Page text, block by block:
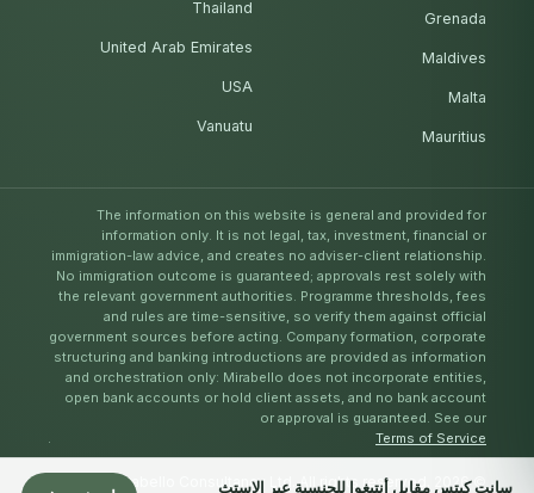
سانت كيتس مقابل أنتيغوا للجنسية عبر الاستث
Grenada
Maldives
Malta
Mauritius
Thailand
United Arab Emirates
USA
Vanuatu
The information on this website is general and provided for
information only. It is not legal, tax, investment, financial or
immigration-law advice, and creates no adviser-client relationship.
No immigration outcome is guaranteed; approvals rest solely with
the relevant government authorities. Programme thresholds, fees
and rules are time-sensitive, so verify them against official
government sources before acting. Company formation, corporate
structuring and banking introductions are provided as information
and orchestration only: Mirabello does not incorporate entities,
open bank accounts or hold client assets, and no bank account
or approval is guaranteed. See our
Terms of Service
.
© Mirabello Consultancy Ltd. All rights reserved. 2026